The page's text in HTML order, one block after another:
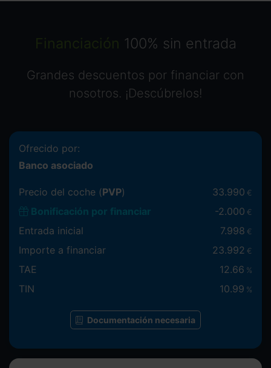
Financiación 100% sin entrada
Grandes descuentos por financiar con
nosotros. ¡Descúbrelos!
Ofrecido por:
Banco asociado
Precio del coche (PVP) 33.990 €
Bonificación por financiar -2.000 €
Entrada inicial 7.998 €
Importe a financiar 23.992 €
TAE 12.66 %
TIN 10.99 %
Documentación necesaria